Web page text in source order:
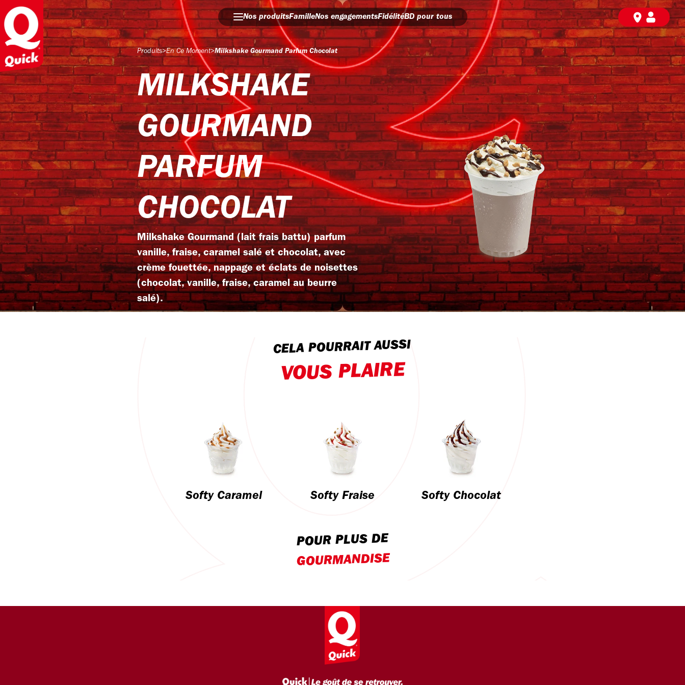
Nos produitsFamilleNos engagementsFidélitéBD pour tous
Produits>En Ce Moment>Milkshake Gourmand Parfum Chocolat
MILKSHAKE
GOURMAND
PARFUM
CHOCOLAT
Milkshake Gourmand (lait frais battu) parfum
vanille, fraise, caramel salé et chocolat, avec
crème fouettée, nappage et éclats de noisettes
(chocolat, vanille, fraise, caramel au beurre
salé).
CELA POURRAIT AUSSI
VOUS PLAIRE
Softy Caramel Softy Fraise Softy Chocolat
POUR PLUS DE
GOURMANDISE